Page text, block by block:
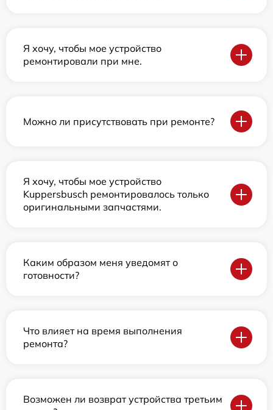
Я хочу, чтобы мое устройство
ремонтировали при мне.
Можно ли присутствовать при ремонте?
Я хочу, чтобы мое устройство
Kuppersbusch ремонтировалось только
оригинальными запчастями.
Каким образом меня уведомят о
готовности?
Что влияет на время выполнения
ремонта?
Возможен ли возврат устройства третьим